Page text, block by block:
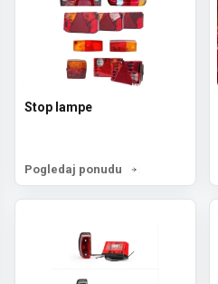
Stop lampe
Pogledaj ponudu